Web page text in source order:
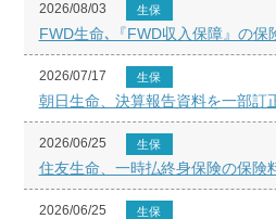
2026/08/03 生保
FWD生命､『FWD収入保障』の保
2026/07/17 生保
朝日生命、決算報告資料を一部訂
2026/06/25 生保
住友生命、一時払終身保険の保険
2026/06/25 生保